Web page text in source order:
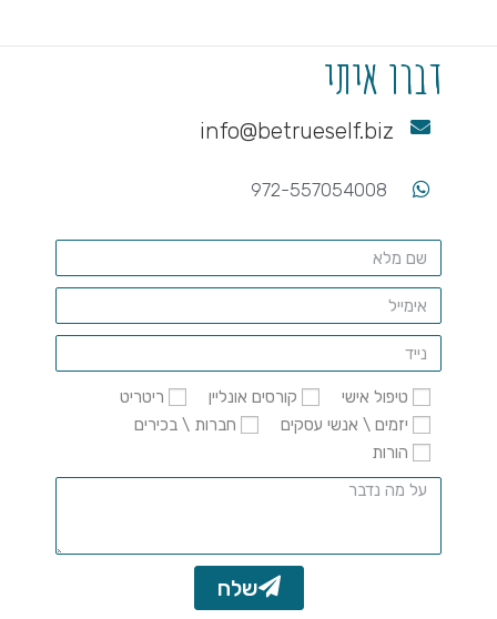
דברו איתי
info@betrueself.biz
972-557054008
טיפול אישי קורסים אונליין
ריטריט
יזמים \ אנשי עסקים
חברות \ בכירים
הורות
שלח